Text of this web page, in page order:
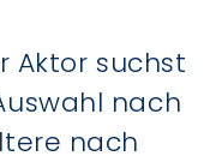
Aktor suchst
nach
nach